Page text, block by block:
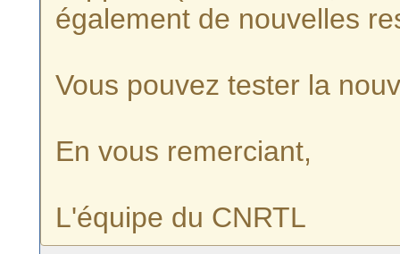
également de nouvelles
Vous pouvez tester la
En vous remerciant,
L'équipe du CNRTL